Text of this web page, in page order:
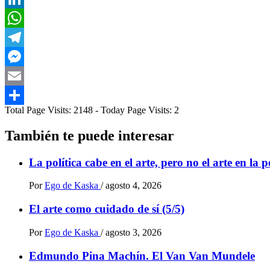
LinkedIn
WhatsApp
Telegram
Messenger
Email
Compartir
Total Page Visits: 2148 - Today Page Visits: 2
También te puede interesar
La política cabe en el arte, pero no el arte en la
Por Ego de Kaska / agosto 4, 2026
El arte como cuidado de sí (5/5)
Por Ego de Kaska / agosto 3, 2026
Edmundo Pina Machín. El Van Van Mundele